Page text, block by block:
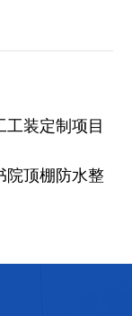
工装定制项目
院顶棚防水整